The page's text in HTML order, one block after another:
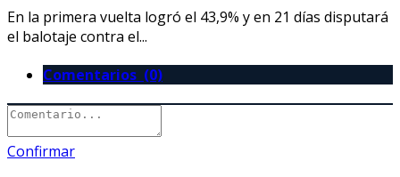
En la primera vuelta logró el 43,9% y en 21 días disputará
el balotaje contra el...
Comentarios (0)
Confirmar